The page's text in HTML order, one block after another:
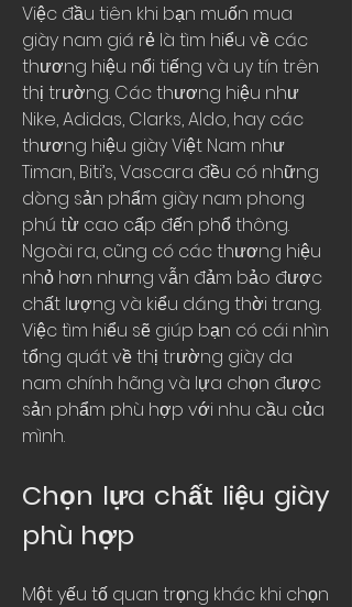
Việc đầu tiên khi bạn muốn mua
giày nam giá rẻ là tìm hiểu về các
thương hiệu nổi tiếng và uy tín trên
thị trường. Các thương hiệu như
Nike, Adidas, Clarks, Aldo, hay các
thương hiệu giày Việt Nam như
Timan, Biti’s, Vascara đều có những
dòng sản phẩm giày nam phong
phú từ cao cấp đến phổ thông.
Ngoài ra, cũng có các thương hiệu
nhỏ hơn nhưng vẫn đảm bảo được
chất lượng và kiểu dáng thời trang.
Việc tìm hiểu sẽ giúp bạn có cái nhìn
tổng quát về thị trường giày da
nam chính hãng và lựa chọn được
sản phẩm phù hợp với nhu cầu của
mình.
Chọn lựa chất liệu giày
phù hợp